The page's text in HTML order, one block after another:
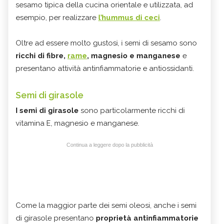
sesamo tipica della cucina orientale e utilizzata, ad
esempio, per realizzare l’hummus di ceci.
Oltre ad essere molto gustosi, i semi di sesamo sono
ricchi di fibre, rame, magnesio e manganese e
presentano attività antinfiammatorie e antiossidanti.
Semi di girasole
I semi di girasole sono particolarmente ricchi di
vitamina E, magnesio e manganese.
Continua a leggere dopo la pubblicità
Come la maggior parte dei semi oleosi, anche i semi
di girasole presentano proprietà antinfiammatorie